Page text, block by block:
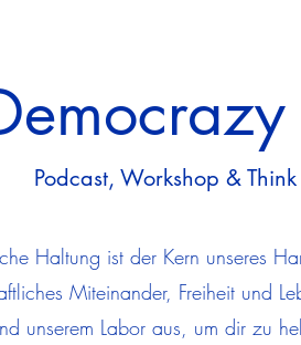
Podcast, Workshop & Think
Haltung ist der Kern unseres
Miteinander, Freiheit und
unserem Labor aus, um dir zu